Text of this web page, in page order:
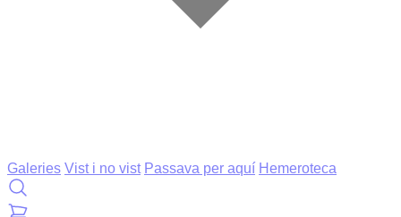
Galeries Vist i no vist Passava per aquí Hemeroteca